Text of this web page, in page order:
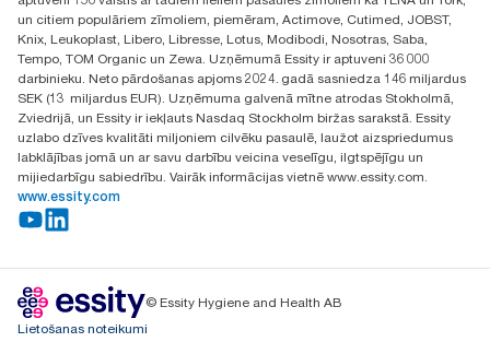
LV-1028
un citiem populāriem zīmoliem, piemēram, Actimove, Cutimed, JOBST,
Knix, Leukoplast, Libero, Libresse, Lotus, Modibodi, Nosotras, Saba,
Tempo, TOM Organic un Zewa. Uzņēmumā Essity ir aptuveni 36 000
darbinieku. Neto pārdošanas apjoms 2024. gadā sasniedza 146 miljardus
SEK (13 miljardus EUR). Uzņēmuma galvenā mītne atrodas Stokholmā,
Zviedrijā, un Essity ir iekļauts Nasdaq Stockholm biržas sarakstā. Essity
uzlabo dzīves kvalitāti miljoniem cilvēku pasaulē, laužot aizspriedumus
labklājības jomā un ar savu darbību veicina veselīgu, ilgtspējīgu un
mijiedarbīgu sabiedrību. Vairāk informācijas vietnē www.essity.com.
www.essity.com
© Essity Hygiene and Health AB
Lietošanas noteikumi